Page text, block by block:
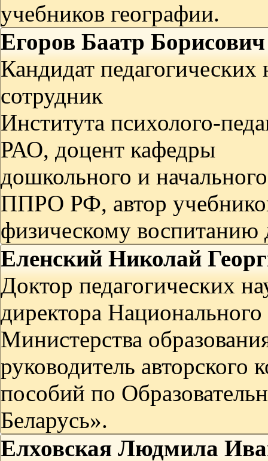
учебников географии.
Егоров Баатр Борисович
Кандидат
сотрудник
Института психолого-
РАО, доцент кафедры
дошкольного и
ППРО РФ, автор
физическому
Еленский Николай
Доктор педагогических
директора
Министерства
руководитель авторского
пособий по
Беларусь».
Елховская Людмила